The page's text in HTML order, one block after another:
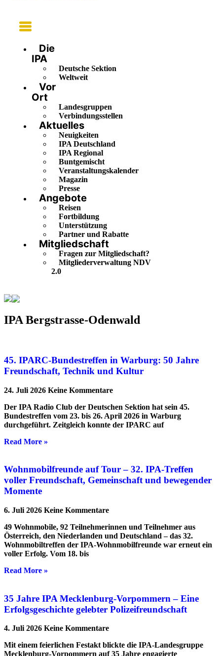
Main
Menu
Die
IPA
Deutsche Sektion
Weltweit
Vor
Ort
Landesgruppen
Verbindungsstellen
Aktuelles
Neuigkeiten
IPA Deutschland
IPA Regional
Buntgemischt
Veranstaltungskalender
Magazin
Presse
Angebote
Reisen
Fortbildung
Unterstützung
Partner und Rabatte
Mitgliedschaft
Fragen zur Mitgliedschaft?
Mitgliederverwaltung NDV
2.0
IPA Bergstrasse-Odenwald
45. IPARC-Bundestreffen in Warburg: 50 Jahre
Freundschaft, Technik und Kultur
24. Juli 2026 Keine Kommentare
Der IPA Radio Club der Deutschen Sektion hat sein 45.
Bundestreffen vom 23. bis 26. April 2026 in Warburg
durchgeführt. Zeitgleich konnte der IPARC auf
Read More »
Wohnmobilfreunde auf Tour – 32. IPA-Treffen
voller Freundschaft, Gemeinschaft und bewegender
Momente
6. Juli 2026 Keine Kommentare
49 Wohnmobile, 92 Teilnehmerinnen und Teilnehmer aus
Österreich, den Niederlanden und Deutschland – das 32.
Wohnmobiltreffen der IPA-Wohnmobilfreunde war erneut ein
voller Erfolg. Vom 18. bis
Read More »
35 Jahre IPA Mecklenburg-Vorpommern – Eine
Erfolgsgeschichte gelebter Polizeifreundschaft
4. Juli 2026 Keine Kommentare
Mit einem feierlichen Festakt blickte die IPA-Landesgruppe
Mecklenburg-Vorpommern auf 35 Jahre engagierte